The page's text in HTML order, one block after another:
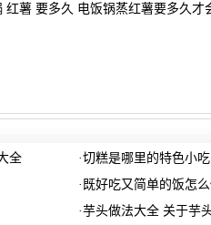
薯 要多久 电饭锅蒸红薯要多久
全 ·切糕是哪里的特色小
· 既好吃又简单的饭怎
·芋头做法大全 关于芋